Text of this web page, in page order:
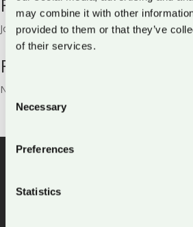
may combine it with other
provided to them or that they’ve
of their services.
Consent
Selection
Necessary
Preferences
Statistics
Jobba som konsult
Recent Comments
No comments to show.